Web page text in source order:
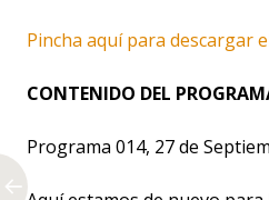
Pincha aquí para descargar
CONTENIDO DEL
Programa 014, 27 de